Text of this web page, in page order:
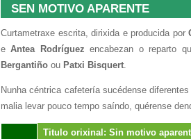
SEN MOTIVO APARENTE
Curtametraxe escrita, dirixida e producida por
eAntea Rodríguez encabezan o reparto
Bergantiño ou Patxi Bisquert
Nunha céntrica cafetería sucédense
malia levar pouco tempo saíndo, quérense
Titulo orixinal: Sin motivo